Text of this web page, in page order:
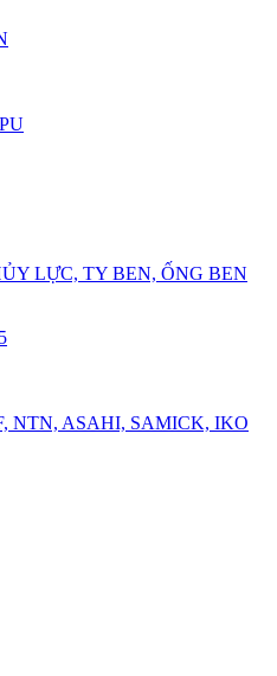
LỰC, TY BEN, ỐNG BEN
NTN, ASAHI, SAMICK, IKO